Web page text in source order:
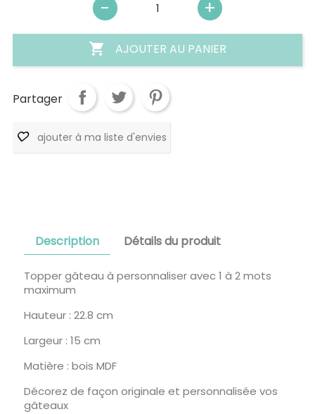
 AJOUTER AU PANIER
Partager
ajouter à ma liste d'envies
Description Détails du produit
Topper gâteau à personnaliser avec 1 à 2 mots
maximum
Hauteur : 22.8 cm
Largeur : 15 cm
Matière : bois MDF
Décorez de façon originale et personnalisée vos
gâteaux